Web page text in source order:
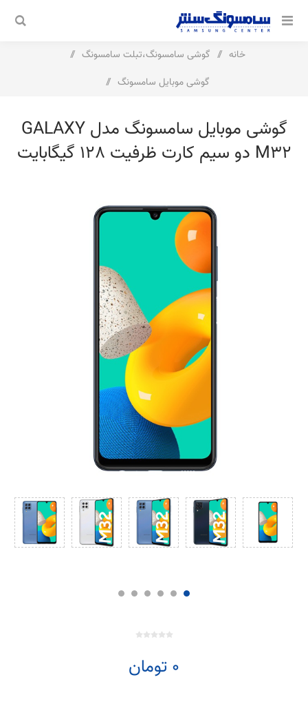
خانه / گوشی سامسونگ،تبلت سامسونگ
/
گوشی موبایل سامسونگ
/
گیگابایت و رم 6 گیگابایت
گوشی موبایل سامسونگ مدل GALAXY
M32 دو سیم کارت ظرفیت 128 گیگابایت
0 تومان